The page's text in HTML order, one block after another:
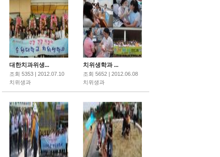
대한치과위생...
조회 5353 | 2012.07.10
치위생과
치위생학과 ...
조회 5652 | 2012.06.08
치위생과